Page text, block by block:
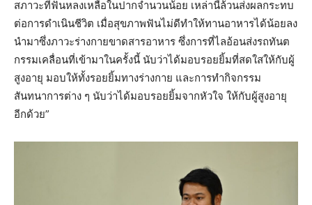
สภาวะที่ฟันหลงเหลือในปากจำนวนน้อย เหล่านี้ล้วนส่งผลกระทบ
ต่อการดำเนินชีวิต เมื่อสุขภาพฟันไม่ดีทำให้ทานอาหารได้น้อยลง
นำมาซึ่งภาวะร่างกายขาดสารอาหาร ซึ่งการที่ไลอ้อนส่งรถทันต
กรรมเคลื่อนที่เข้ามาในครั้งนี้ นับว่าได้มอบรอยยิ้มที่สดใสให้กับผู้
สูงอายุ มอบให้ทั้งรอยยิ้มทางร่างกาย และการทำกิจกรรม
สันทนาการต่าง ๆ นับว่าได้มอบรอยยิ้มจากหัวใจ ให้กับผู้สูงอายุ
อีกด้วย”